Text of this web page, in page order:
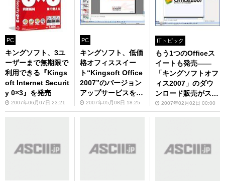
PC
キングソフト、3ユ
ーザーまで無期限で
利用できる『Kings
oft Internet Securit
y 0×3』を発売
2007年06月07日 23:21
PC
キングソフト、低価
格オフィススイー
ト“Kingsoft Office
2007”のバージョン
アップサービスを開
始2007年05月08日 18:25
ITトピック
もう1つのOfficeス
イートも発売――
「キングソフトオフ
ィス2007」のダウ
ンロード販売がスタ
ート2007年02月02日 00:00